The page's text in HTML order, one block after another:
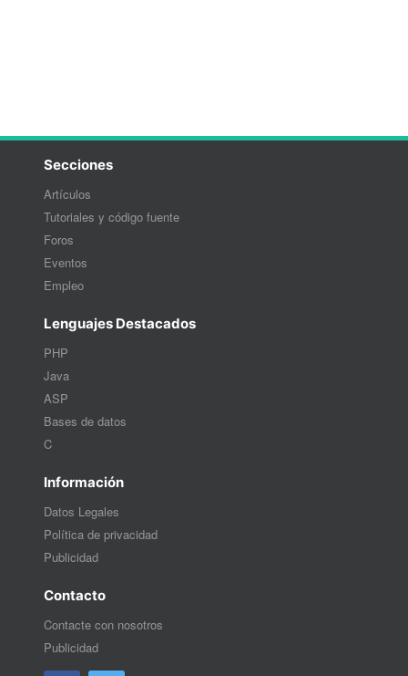
Secciones
Artículos
Tutoriales y código fuente
Foros
Eventos
Empleo
Lenguajes Destacados
PHP
Java
ASP
Bases de datos
C
Información
Datos Legales
Política de privacidad
Publicidad
Contacto
Contacte con nosotros
Publicidad